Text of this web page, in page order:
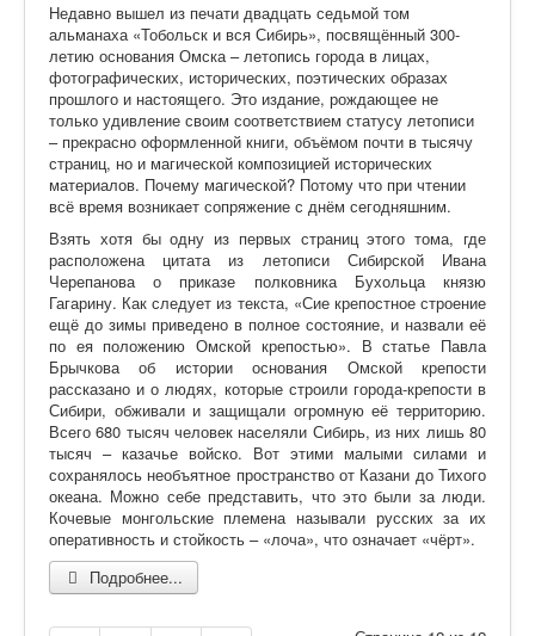
Недавно вышел из печати двадцать седьмой том
альманаха «Тобольск и вся Сибирь», посвящённый 300-
летию основания Омска – летопись города в лицах,
фотографических, исторических, поэтических образах
прошлого и настоящего. Это издание, рождающее не
только удивление своим соответствием статусу летописи
– прекрасно оформленной книги, объёмом почти в тысячу
страниц, но и магической композицией исторических
материалов. Почему магической? Потому что при чтении
всё время возникает сопряжение с днём сегодняшним.
Взять хотя бы одну из первых страниц этого тома, где
расположена цитата из летописи Сибирской Ивана
Черепанова о приказе полковника Бухольца князю
Гагарину. Как следует из текста, «Сие крепостное строение
ещё до зимы приведено в полное состояние, и назвали её
по ея положению Омской крепостью». В статье Павла
Брычкова об истории основания Омской крепости
рассказано и о людях, которые строили города-крепости в
Сибири, обживали и защищали огромную её территорию.
Всего 680 тысяч человек населяли Сибирь, из них лишь 80
тысяч – казачье войско. Вот этими малыми силами и
сохранялось необъятное пространство от Казани до Тихого
океана. Можно себе представить, что это были за люди.
Кочевые монгольские племена называли русских за их
оперативность и стойкость – «лоча», что означает «чёрт».
Подробнее...